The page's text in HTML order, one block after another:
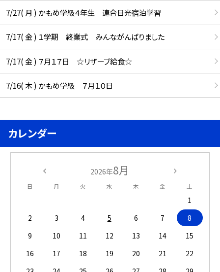
7/27( 月 ) かもめ学級４年生 連合日光宿泊学習
7/17( 金 ) １学期 終業式 みんながんばりました
7/17( 金 ) ７月１７日 ☆リザーブ給食☆
7/16( 木 ) かもめ学級 ７月１０日
カレンダー
2026年8月
日 月 火 水 木 金 土
1
2
3 4 5 6 7
8
9
10 11 12 13 14
15
16
17 18 19 20 21
22